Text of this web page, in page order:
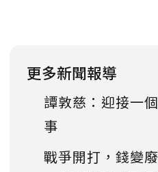
更多新聞報導
譚敦慈：迎接一
事
戰爭開打，錢變